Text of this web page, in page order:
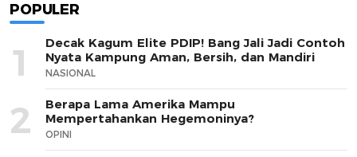
POPULER
1
Decak Kagum Elite PDIP! Bang Jali Jadi Contoh
Nyata Kampung Aman, Bersih, dan Mandiri
NASIONAL
2
Berapa Lama Amerika Mampu
Mempertahankan Hegemoninya?
OPINI